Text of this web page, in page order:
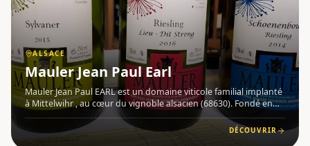
ALSACE
Mauler Jean Paul Earl
Mauler Jean Paul EARL est un domaine viticole familial implanté
à Mittelwihr , au cœur du vignoble alsacien (68630). Fondé en
1546, ce domaine d'exception perpétue depuis près de cinq
siècles une tradition viticole remarquable, aujourd'huiDÉCOUVRIR